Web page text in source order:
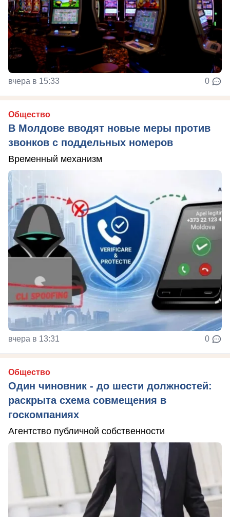
вчера в 15:33 0
Общество
В Молдове вводят новые меры против
звонков с поддельных номеров
Временный механизм
вчера в 13:31 0
Общество
Один чиновник - до шести должностей:
раскрыта схема совмещения в
госкомпаниях
Агентство публичной собственности